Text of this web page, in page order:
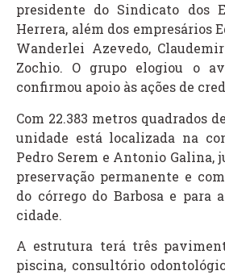
presidente do Sindicato dos
Herrera, além dos empresários
Wanderlei Azevedo,
Zochio. O grupo elogiou o
confirmou apoio às ações de
Com 22.383 metros quadrados
unidade está localizada na
Pedro Serem e Antonio Galina,
preservação permanente e
do córrego do Barbosa e para
cidade.
A estrutura terá três
piscina, consultório